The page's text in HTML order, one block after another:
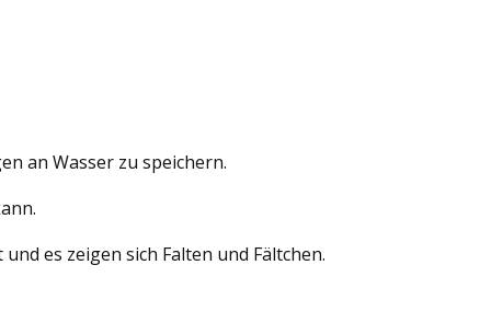
an Wasser zu speichern.
es zeigen sich Falten und Fältchen.